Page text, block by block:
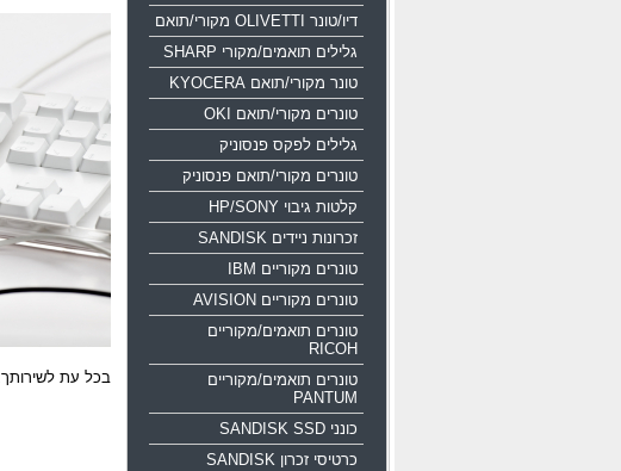
בכל עת לשירותך.
דיו/טונר OLIVETTI מקורי/תואם
גלילים תואמים/מקורי SHARP
טונר מקורי/תואם KYOCERA
טונרים מקורי/תואם OKI
גלילים לפקס פנסוניק
טונרים מקורי/תואם פנסוניק
קלטות גיבוי HP/SONY
זכרונות ניידים SANDISK
טונרים מקוריים IBM
טונרים מקוריים AVISION
טונרים תואמים/מקוריים
RICOH
טונרים תואמים/מקוריים
PANTUM
כונני SANDISK SSD
כרטיסי זכרון SANDISK